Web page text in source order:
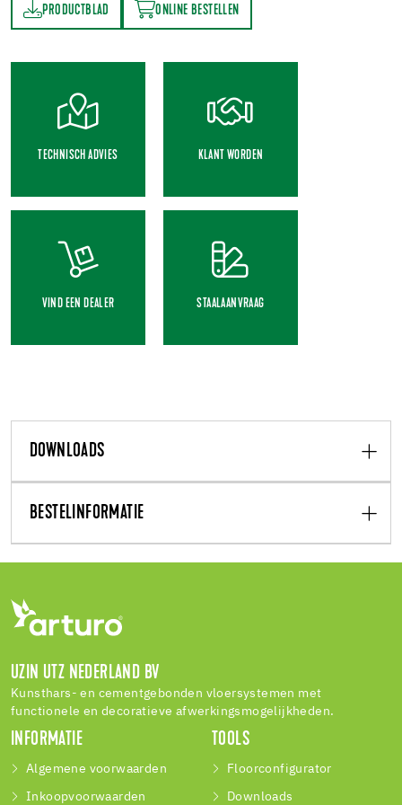
PRODUCTBLAD ONLINE BESTELLEN
ONLINE BESTELLEN
TECHNISCH ADVIES KLANT WORDEN
VIND EEN DEALER STAALAANVRAAG
DOWNLOADS
BESTELINFORMATIE
UZIN UTZ NEDERLAND BV
Kunsthars- en cementgebonden vloersystemen met
functionele en decoratieve afwerkingsmogelijkheden.
INFORMATIE
Algemene voorwaarden
Inkoopvoorwaarden
TOOLS
Floorconfigurator
Downloads